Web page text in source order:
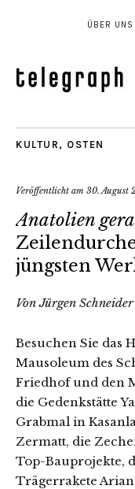
ÜBER UNS
KULTUR , OSTEN
Veröffentlicht am 30. August
Anatolien
jüngsten
Von Jürgen Schneider
Besuchen Sie das
Mausoleum des
Friedhof und den
die Gedenkstätte
Grabmal in
Zermatt, die
Top-Bauprojekte,
Trägerrakete